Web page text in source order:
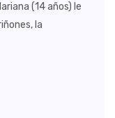
(14 años) le
la